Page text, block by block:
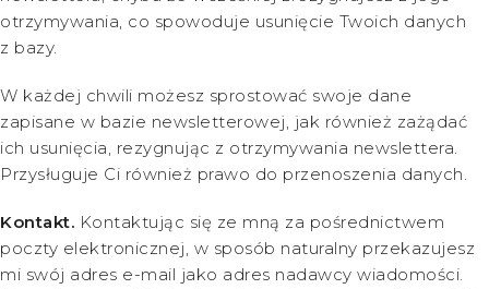
otrzymywania, co spowoduje usunięcie Twoich danych
z bazy.
W każdej chwili możesz sprostować swoje dane
zapisane w bazie newsletterowej, jak również zażądać
ich usunięcia, rezygnując z otrzymywania newslettera.
Przysługuje Ci również prawo do przenoszenia danych.
Kontakt. Kontaktując się ze mną za pośrednictwem
poczty elektronicznej, w sposób naturalny przekazujesz
mi swój adres e-mail jako adres nadawcy wiadomości.